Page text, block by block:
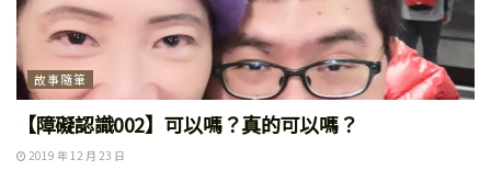
故事隨筆
【障礙認識002】可以嗎？真的可以嗎？
2019 年 12 月 23 日